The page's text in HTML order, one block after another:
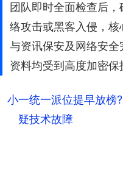
团队即时全面检查后
络攻击或黑客入侵，
与资讯保安及网络安全
资料均受到高度加密保
小一统一派位提早放
疑技术故障